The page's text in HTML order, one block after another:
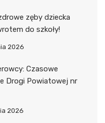
zęby dziecka
do szkoły!
2026
Czasowe
Drogi Powiatowej nr
2026